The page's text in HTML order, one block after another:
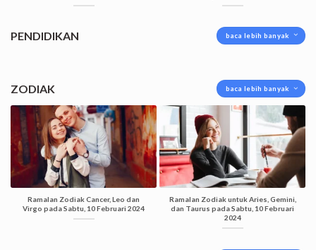
PENDIDIKAN baca lebih banyak
ZODIAK baca lebih banyak
Ramalan Zodiak Cancer, Leo dan
Virgo pada Sabtu, 10 Februari 2024
Ramalan Zodiak untuk Aries, Gemini,
dan Taurus pada Sabtu, 10 Februari
2024